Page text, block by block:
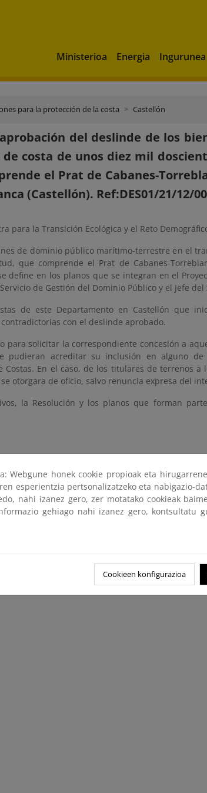
Ministerioa Energia Ingurunea
para la protección de la costa Castellón
del deslinde de los
costa de unos diez mil
el Prat de Cabanes-
(Castellón). Ref:DES01/21/12/
para la Transición Ecológica y el Reto
de dominio público marítimo-terrestre en el
que comprende el Prat de Cabanes-
define en los planos que se integran en el
de Gestión del Dominio Público y el Jefe
de este Departamento en Castellón que
con el deslinde aprobado.
para solicitar la correspondiente concesión a
pudieran acreditar su inclusión en alguno de
Costas. En el caso, de los titulares de terrenos
otorgara de oficio, salvo renuncia expresa del
la Resolución y los planos que forman
Webgune honek cookie propioak eta
esperientzia pertsonalizatzeko eta nabigazio-
nahi izanez gero, zer motatako cookieak
gehiago nahi izanez gero, kontsultatu
Cookieen konfigurazioa